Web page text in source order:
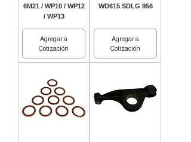
6M21 / WP10 / WP12
/ WP13
Agregar a
Cotización
WD615 SDLG 956
Agregar a
Cotización